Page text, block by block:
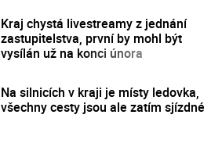
Kraj chystá livestreamy z jednání
zastupitelstva, první by mohl být
vysílán už na konci února
Na silnicích v kraji je místy ledovka,
všechny cesty jsou ale zatím sjízdné